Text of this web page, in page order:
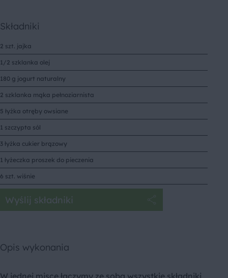
Składniki
2 szt. jajka
1/2 szklanka olej
180 g jogurt naturalny
2 szklanka mąka pełnoziarnista
5 łyżka otręby owsiane
1 szczypta sól
3 łyżka cukier brązowy
1 łyżeczka proszek do pieczenia
6 szt. wiśnie
Wyślij składniki
Opis wykonania